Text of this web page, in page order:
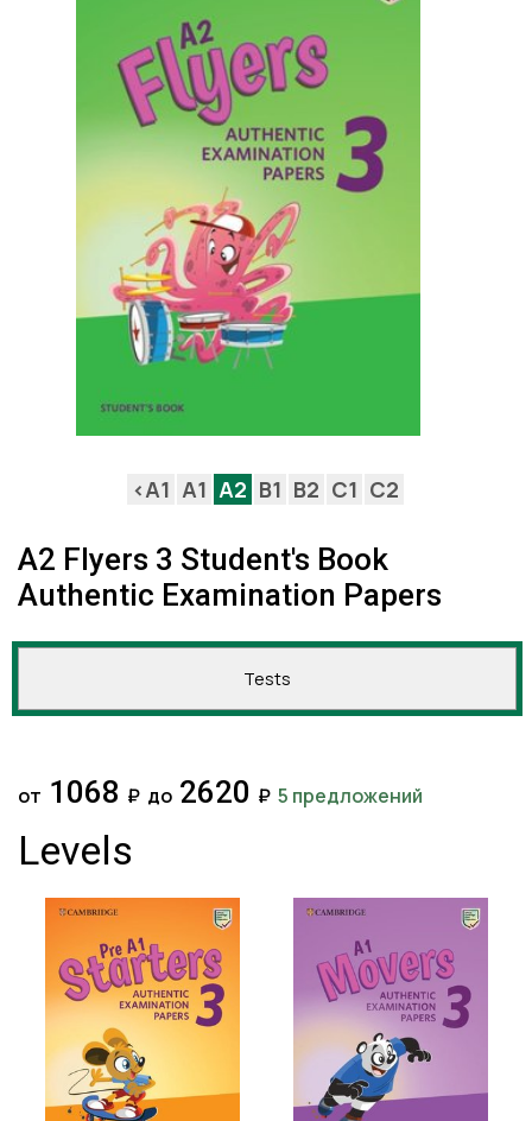
<A1 A1 A2 B1 B2 C1 C2
A2 Flyers 3 Student's Book
Authentic Examination Papers
Tests
от 1068 ₽ до 2620 ₽ 5 предложений
Levels